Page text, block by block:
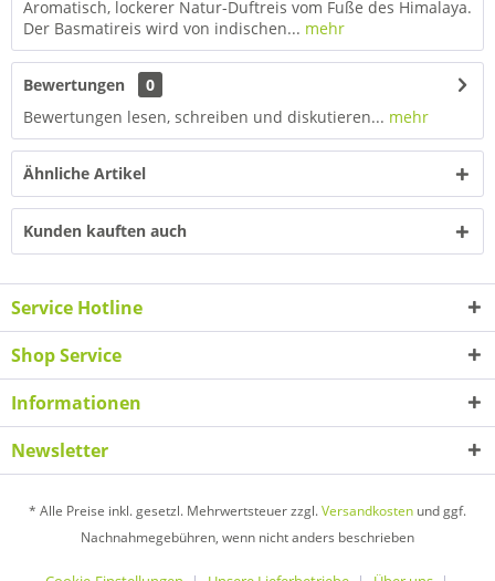
Aromatisch, lockerer Natur-Duftreis vom Fuße des Himalaya.
Der Basmatireis wird von indischen... mehr
Bewertungen
0
Bewertungen lesen, schreiben und diskutieren... mehr
Ähnliche Artikel
Kunden kauften auch
Service Hotline
Shop Service
Informationen
Newsletter
* Alle Preise inkl. gesetzl. Mehrwertsteuer zzgl.Versandkosten und ggf.
Nachnahmegebühren, wenn nicht anders beschrieben